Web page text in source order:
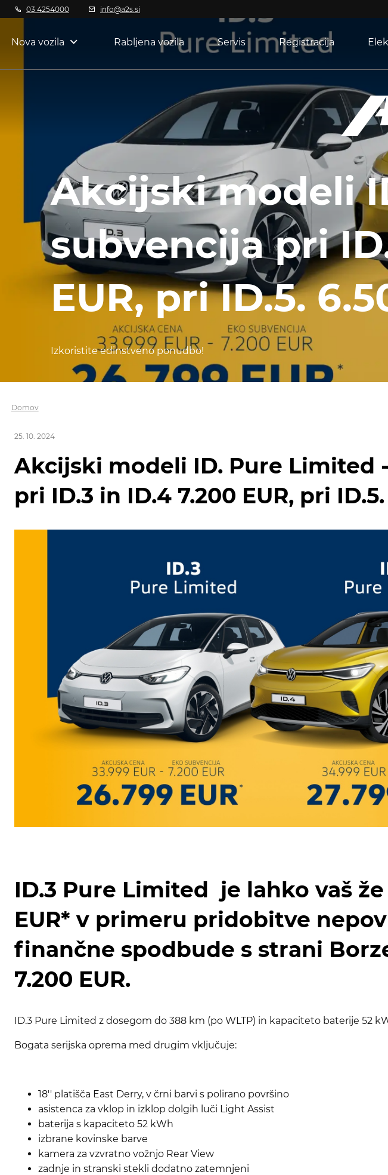
03 4254000 info@a2s.si
Nova vozila Rabljena vozila Servis Registracija
Akcijski modeli
subvencija pri
EUR, pri ID.5.
Izkoristite edinstveno ponudbo!
Domov
25. 10. 2024
Akcijski modeli ID. Pure Limited
pri ID.3 in ID.4 7.200 EUR, pri
ID.3 Pure Limited je lahko vaš že
EUR* v primeru pridobitve
finančne spodbude s strani
7.200 EUR.
ID.3 Pure Limited z dosegom do 388 km (po WLTP) in kapaciteto baterije 52
Bogata serijska oprema med drugim vključuje:
18'' platišča East Derry, v črni barvi s polirano površino
asistenca za vklop in izklop dolgih luči Light Assist
baterija s kapaciteto 52 kWh
izbrane kovinske barve
kamera za vzvratno vožnjo Rear View
zadnje in stranski stekli dodatno zatemnjeni